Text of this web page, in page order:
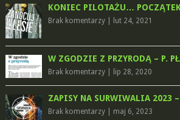
KONIEC PILOTAŻU…
Brak komentarzy| lut 24, 2021
W ZGODZIE Z PRZYRODĄ – P.
Brak komentarzy| lip 28, 2020
ZAPISY NA SURWIWALIA 2023 –
Brak komentarzy| maj 6, 2023